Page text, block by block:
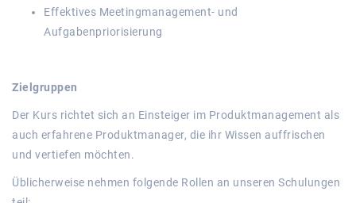
Effektives Meetingmanagement- und
Aufgabenpriorisierung
Zielgruppen
Der Kurs richtet sich an Einsteiger im Produktmanagement als
auch erfahrene Produktmanager, die ihr Wissen auffrischen
und vertiefen möchten.
Üblicherweise nehmen folgende Rollen an unseren Schulungen